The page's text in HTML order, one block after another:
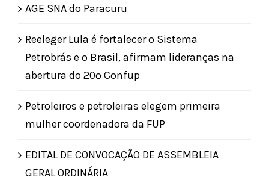
AGE SNA do Paracuru
Reeleger Lula é fortalecer o Sistema
Petrobrás e o Brasil, afirmam lideranças na
abertura do 20º Confup
Petroleiros e petroleiras elegem primeira
mulher coordenadora da FUP
EDITAL DE CONVOCAÇÃO DE ASSEMBLEIA
GERAL ORDINÁRIA